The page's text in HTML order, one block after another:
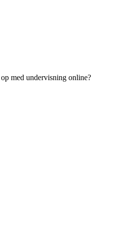
med undervisning online?